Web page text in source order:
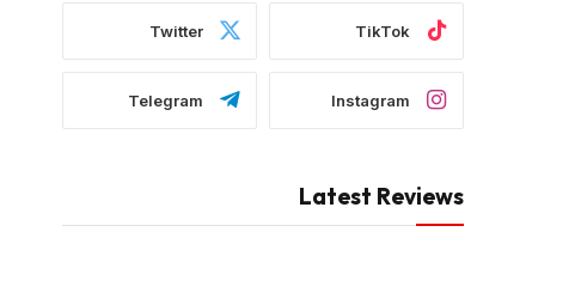
TikTok
Twitter
Instagram
Telegram
Latest Reviews